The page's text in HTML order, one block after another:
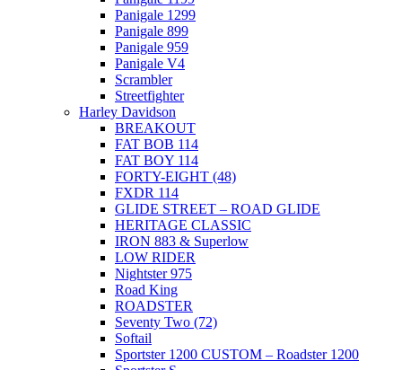
Panigale 1299
Panigale 899
Panigale 959
Panigale V4
Scrambler
Streetfighter
Harley Davidson
BREAKOUT
FAT BOB 114
FAT BOY 114
FORTY-EIGHT (48)
FXDR 114
GLIDE STREET – ROAD GLIDE
HERITAGE CLASSIC
IRON 883 & Superlow
LOW RIDER
Nightster 975
Road King
ROADSTER
Seventy Two (72)
Softail
Sportster 1200 CUSTOM – Roadster 1200